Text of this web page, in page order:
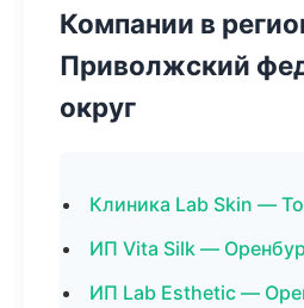
Компании в
Приволжский
округ
Клиника Lab Skin —
ИП Vita Silk —
ИП Lab Esthetic —